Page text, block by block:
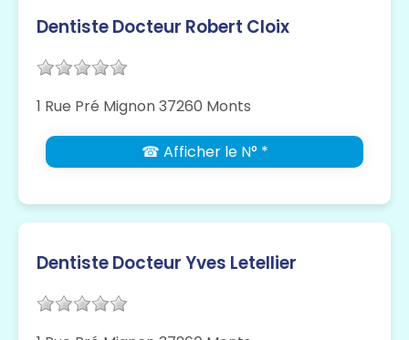
Dentiste Docteur Robert Cloix
1 Rue Pré Mignon 37260 Monts
☎ Afficher le N° *
Dentiste Docteur Yves Letellier